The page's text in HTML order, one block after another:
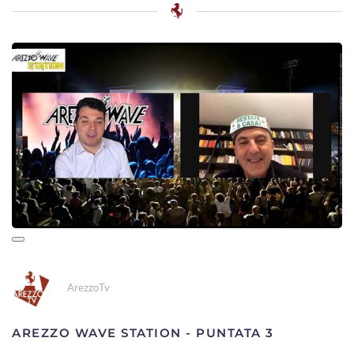
ArezzoTv
AREZZO WAVE STATION - PUNTATA 3